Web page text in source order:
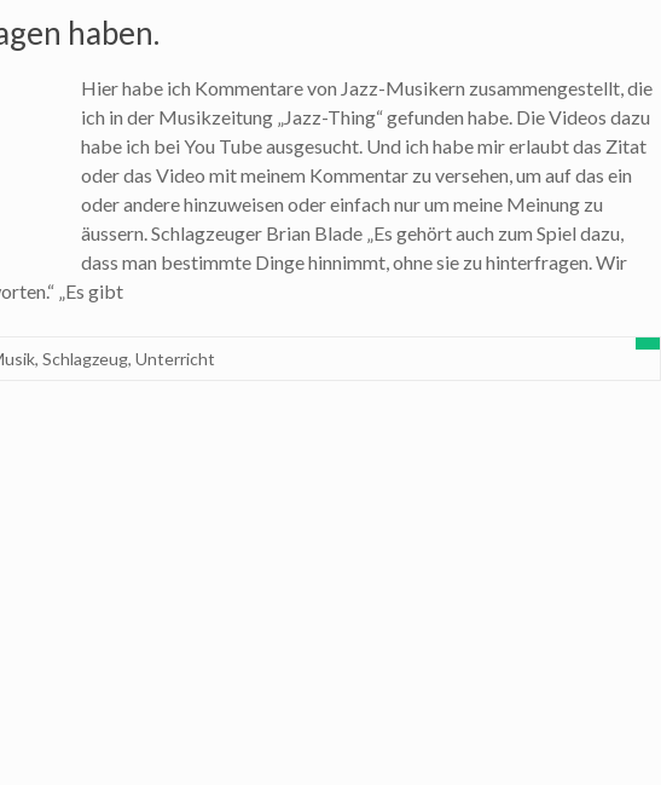
haben.
Hier habe ich Kommentare von Jazz-Musikern zusammengestellt, die
ich in der Musikzeitung „Jazz-Thing“ gefunden habe. Die Videos dazu
habe ich bei You Tube ausgesucht. Und ich habe mir erlaubt das Zitat
oder das Video mit meinem Kommentar zu versehen, um auf das ein
oder andere hinzuweisen oder einfach nur um meine Meinung zu
äussern. Schlagzeuger Brian Blade „Es gehört auch zum Spiel dazu,
dass man bestimmte Dinge hinnimmt, ohne sie zu hinterfragen. Wir
„Es gibt
, Schlagzeug, Unterricht